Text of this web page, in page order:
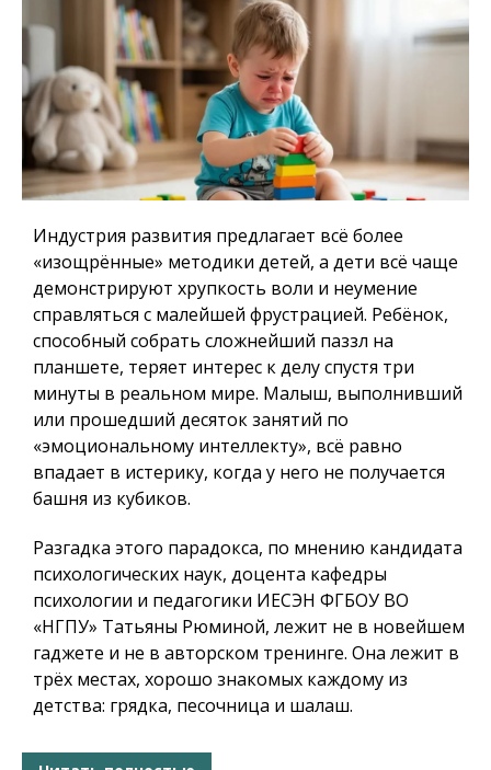
Индустрия развития предлагает всё более
«изощрённые» методики детей, а дети всё чаще
демонстрируют хрупкость воли и неумение
справляться с малейшей фрустрацией. Ребёнок,
способный собрать сложнейший паззл на
планшете, теряет интерес к делу спустя три
минуты в реальном мире. Малыш, выполнивший
или прошедший десяток занятий по
«эмоциональному интеллекту», всё равно
впадает в истерику, когда у него не получается
башня из кубиков.
Разгадка этого парадокса, по мнению кандидата
психологических наук, доцента кафедры
психологии и педагогики ИЕСЭН ФГБОУ ВО
«НГПУ» Татьяны Рюминой, лежит не в новейшем
гаджете и не в авторском тренинге. Она лежит в
трёх местах, хорошо знакомых каждому из
детства: грядка, песочница и шалаш.